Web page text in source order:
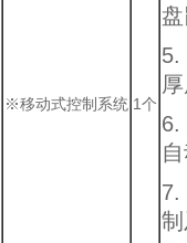
※移动式控制系统 1个
5.
6.
7.